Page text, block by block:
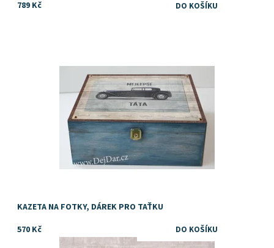
789 Kč
KAZETA NA FOTKY, DÁREK PRO TAŤKU
570 Kč
Dostupnost:
Skladem